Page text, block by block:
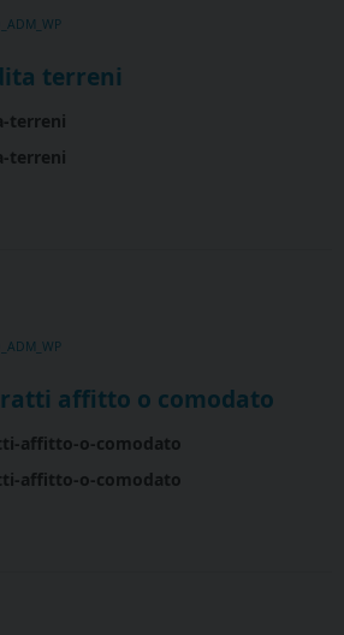
terreni
terreni
terreni
affitto o comodato
affitto-o-comodato
affitto-o-comodato